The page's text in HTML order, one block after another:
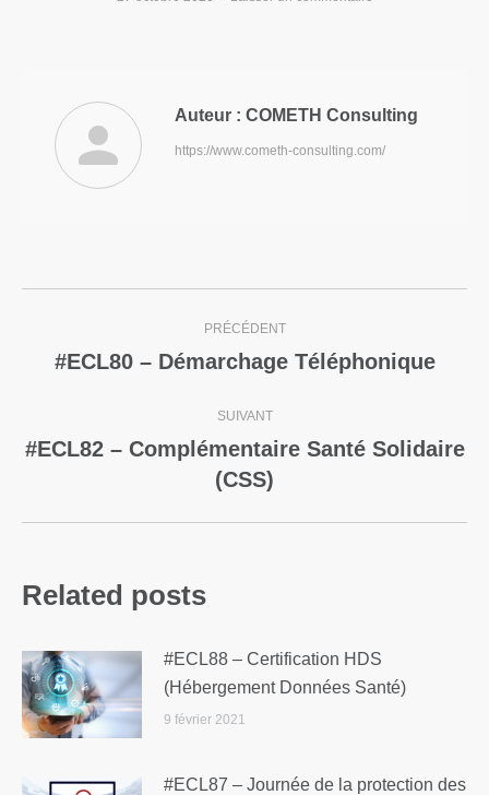
Auteur : COMETH Consulting
https://www.cometh-consulting.com/
PRÉCÉDENT
#ECL80 – Démarchage Téléphonique
SUIVANT
#ECL82 – Complémentaire Santé Solidaire
(CSS)
Related posts
#ECL88 – Certification HDS
(Hébergement Données Santé)
9 février 2021
#ECL87 – Journée de la protection des